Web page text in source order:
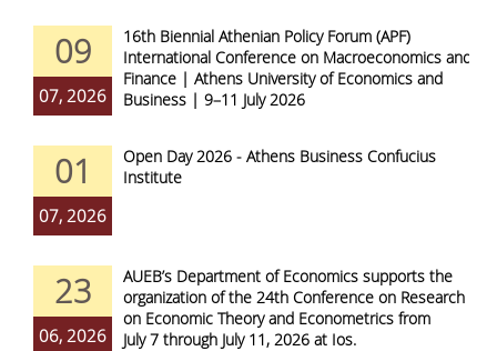
09
07, 2026
16th Biennial Athenian Policy Forum (APF)
International Conference on Macroeconomics and
Finance | Athens University of Economics and
Business | 9–11 July 2026
01
07, 2026
Open Day 2026 - Athens Business Confucius
Institute
23
06, 2026
AUEB’s Department of Economics supports the
organization of the 24th Conference on Research
on Economic Theory and Econometrics from
July 7 through July 11, 2026 at Ios.